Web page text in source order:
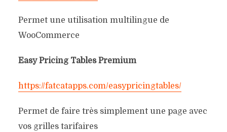
Permet une utilisation multilingue de
WooCommerce
Easy Pricing Tables Premium
https://fatcatapps.com/easypricingtables/
Permet de faire très simplement une page avec
vos grilles tarifaires